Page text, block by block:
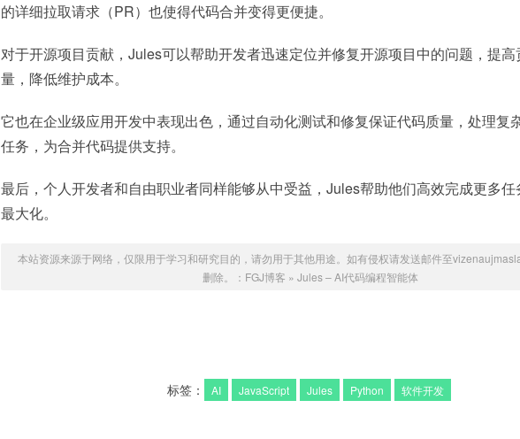
的详细拉取请求（PR）也使得代码合并变得更便捷。
对于开源项目贡献，Jules可以帮助开发者迅速定位并修复开源项目中的问题，提
量，降低维护成本。
它也在企业级应用开发中表现出色，通过自动化测试和修复保证代码质量，处理复
任务，为合并代码提供支持。
最后，个人开发者和自由职业者同样能够从中受益，Jules帮助他们高效完成更多
最大化。
本站资源来源于网络，仅限用于学习和研究目的，请勿用于其他用途。如有侵权请发送邮件至
删除。： FGJ博客 » Jules – AI代码编程智能体
标签： AI JavaScript Jules Python 软件开发